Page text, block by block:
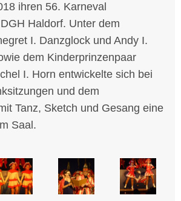
ihren 56. Karneval
Haldorf. Unter dem
I. Danzglock und Andy I.
dem Kinderprinzenpaar
I. Horn entwickelte sich bei
und dem
Tanz, Sketch und Gesang eine
Saal.